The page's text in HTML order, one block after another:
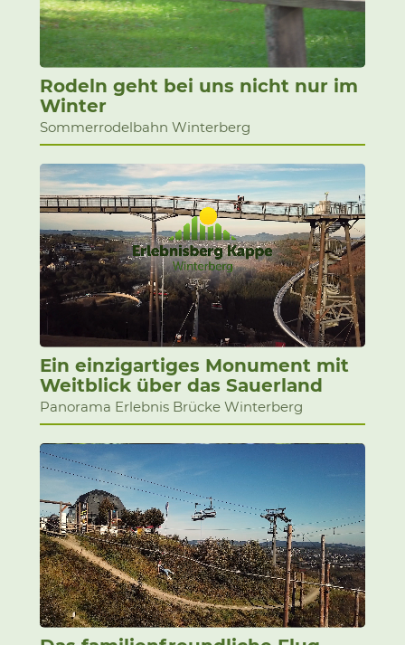
Rodeln geht bei uns nicht nur im
Winter
Sommerrodelbahn Winterberg
Ein einzigartiges Monument mit
Weitblick über das Sauerland
Panorama Erlebnis Brücke Winterberg